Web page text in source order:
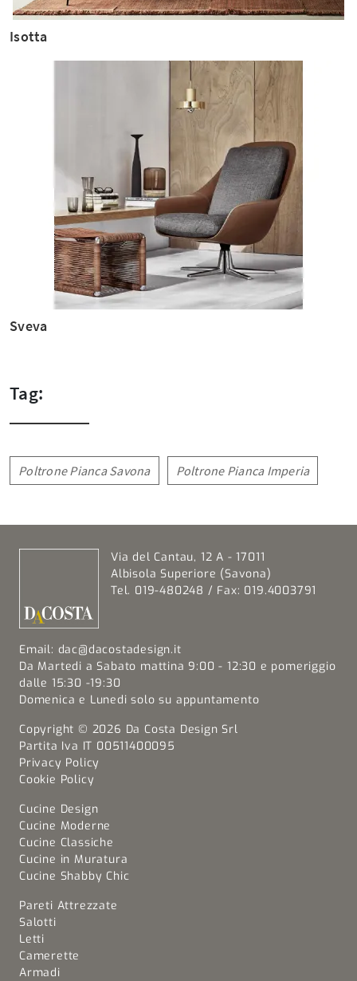
Isotta
Sveva
Tag:
Poltrone Pianca Savona Poltrone Pianca Imperia
Via del Cantau, 12 A - 17011
Albisola Superiore (Savona)
Tel. 019-480248 / Fax: 019.4003791
Email: dac@dacostadesign.it
Da Martedi a Sabato mattina 9:00 - 12:30 e pomeriggio
dalle 15:30 -19:30
Domenica e Lunedi solo su appuntamento
Copyright © 2026 Da Costa Design Srl
Partita Iva IT 00511400095
Privacy Policy
Cookie Policy
Cucine Design
Cucine Moderne
Cucine Classiche
Cucine in Muratura
Cucine Shabby Chic
Pareti Attrezzate
Salotti
Letti
Camerette
Armadi